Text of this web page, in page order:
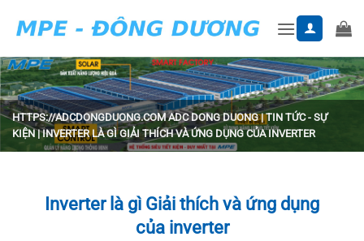
HTTPS://ADCDONGDUONG.COM ADC DONG DUONG|TIN TỨC - SỰ
KIỆN|INVERTER LÀ GÌ GIẢI THÍCH VÀ ỨNG DỤNG CỦA INVERTER
Inverter là gì Giải thích và ứng dụng
của inverter